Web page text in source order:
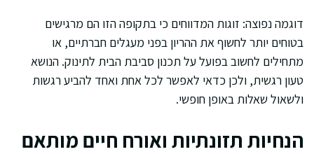
דוגמה נפוצה: זוגות המדווחים כי בתקופה הזו הם מרגישים
בטוחים יותר לחשוף את ההריון בפני מעגלים חברתיים, או
מתחילים לחשוב בפועל על תכנון סביבת הבית לתינוק. הנושא
טעון רגשית, ולכן כדאי לאפשר לכל אחת ואחד להביע רגשות
ולשאול שאלות באופן חופשי.
הנחיות תזונתיות ואורח חיים מותאם